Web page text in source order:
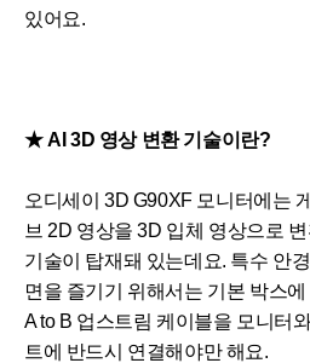
있어요.
★AI 3D 영상 변환 기술이란?
오디세이 3D G90XF 모니터에는
브 2D 영상을 3D 입체 영상으로
기술이 탑재돼 있는데요. 특수 안
면을 즐기기 위해서는 기본 박스
A to B 업스트림 케이블을 모니터
트에 반드시 연결해야만 해요.